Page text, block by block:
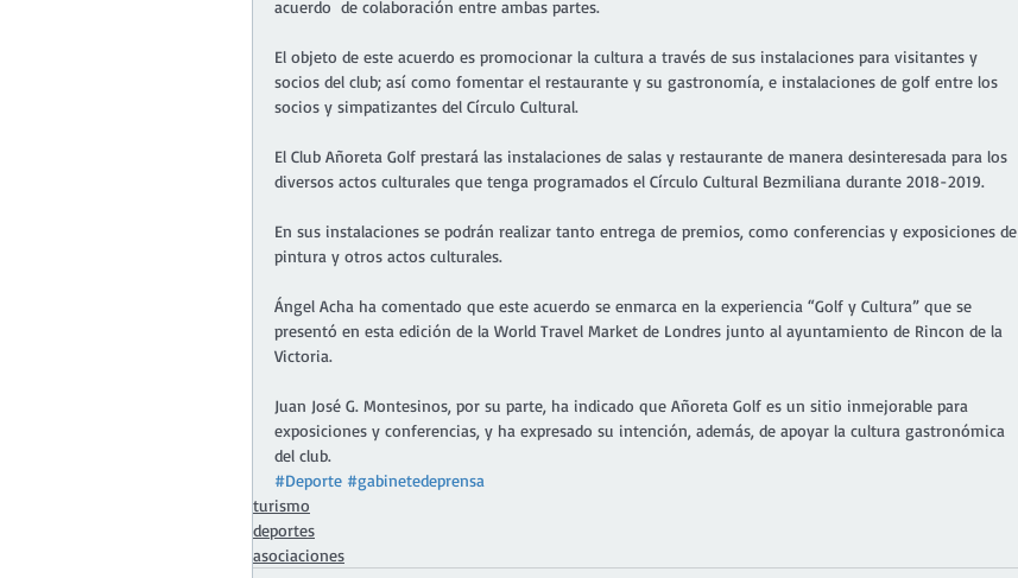
acuerdo  de colaboración entre ambas partes.
El objeto de este acuerdo es promocionar la cultura a través de sus instalaciones para visitantes y
socios del club; así como fomentar el restaurante y su gastronomía, e instalaciones de golf entre los
socios y simpatizantes del Círculo Cultural.
El Club Añoreta Golf prestará las instalaciones de salas y restaurante de manera desinteresada para los
diversos actos culturales que tenga programados el Círculo Cultural Bezmiliana durante 2018-2019.
En sus instalaciones se podrán realizar tanto entrega de premios, como conferencias y exposiciones de
pintura y otros actos culturales.
Ángel Acha ha comentado que este acuerdo se enmarca en la experiencia “Golf y Cultura” que se
presentó en esta edición de la World Travel Market de Londres junto al ayuntamiento de Rincon de la
Victoria.
Juan José G. Montesinos, por su parte, ha indicado que Añoreta Golf es un sitio inmejorable para
exposiciones y conferencias, y ha expresado su intención, además, de apoyar la cultura gastronómica
del club.
#Deporte #gabinetedeprensa
turismo
deportes
asociaciones